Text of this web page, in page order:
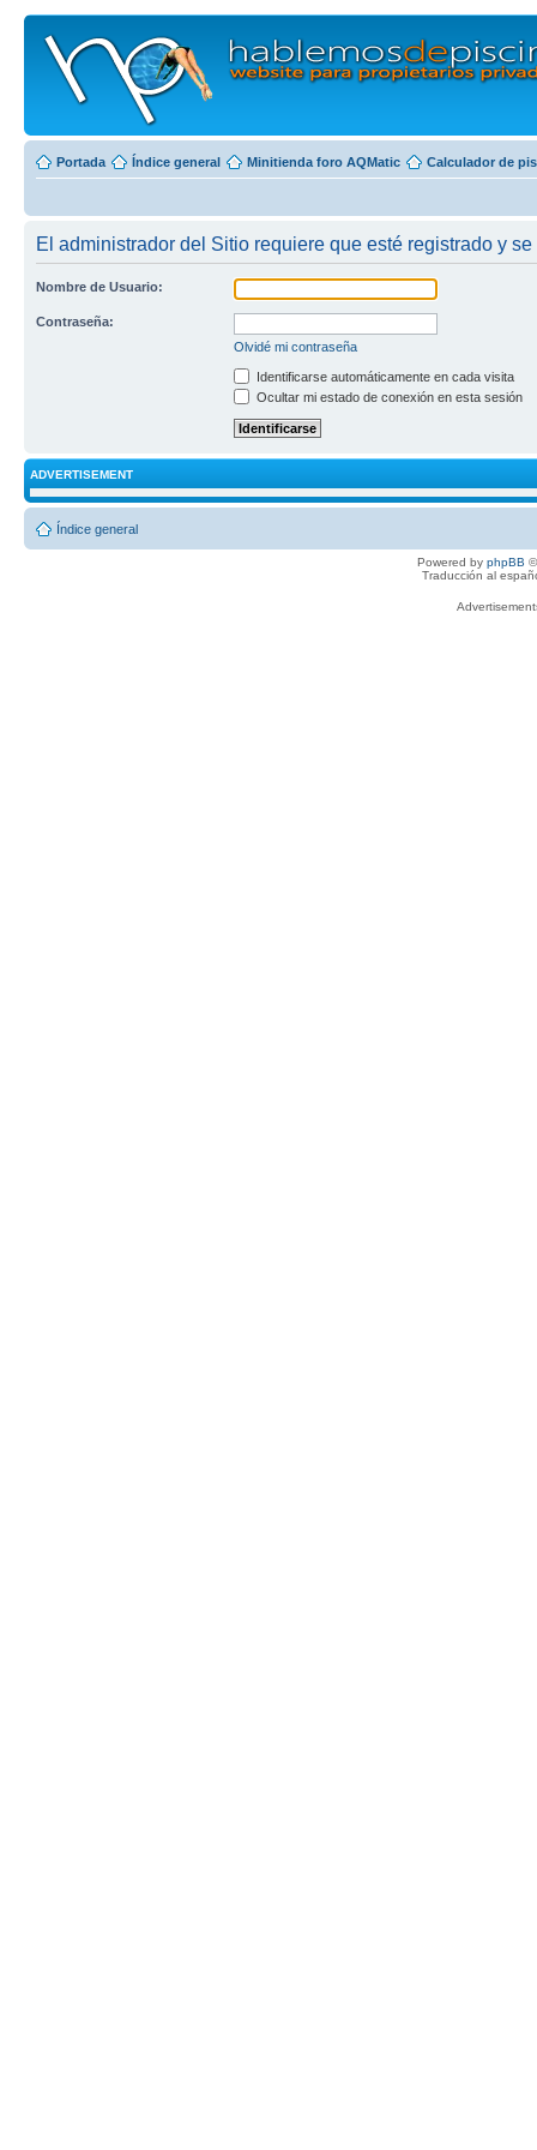
Portada Índice general Minitienda foro AQMatic Calculador de
El administrador del Sitio requiere que esté registrado y
Nombre de Usuario:
Contraseña:
Olvidé mi contraseña
Identificarse automáticamente en cada visita
Ocultar mi estado de conexión en esta sesión
ADVERTISEMENT
Índice general
Powered by phpBB
Traducción al